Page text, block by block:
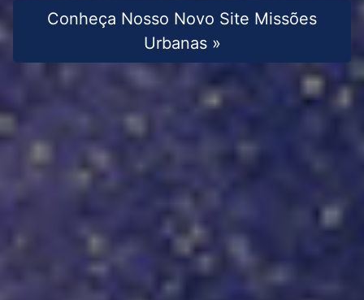
Conheça Nosso Novo Site Missões
Urbanas »